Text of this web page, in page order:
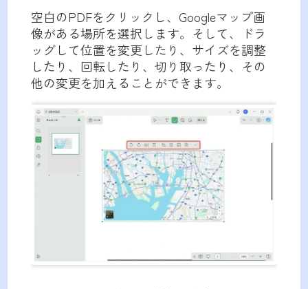
空白のPDFをクリックし、Googleマップ画
像がある場所を選択します。そして、ドラ
ッグして位置を変更したり、サイズを調整
したり、回転したり、切り取ったり、その
他の変更を加えることができます。